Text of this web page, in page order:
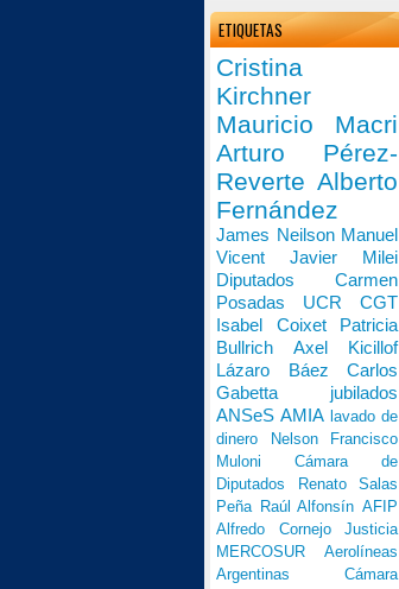
ETIQUETAS
Cristina
Kirchner
Mauricio Macri
Arturo Pérez-
Reverte Alberto
Fernández
James Neilson Manuel
Vicent Javier Milei
Diputados Carmen
Posadas UCR CGT
Isabel Coixet Patricia
Bullrich Axel Kicillof
Lázaro Báez Carlos
Gabetta jubilados
ANSeSAMIA lavado de
dinero
Nelson Francisco
Muloni Cámara de
Diputados
Renato Salas
Peña Raúl AlfonsínAFIP
Alfredo Cornejo Justicia
MERCOSUR Aerolíneas
Argentinas Cámara